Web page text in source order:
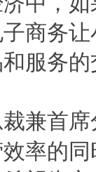
商务
服务
兼首
率的